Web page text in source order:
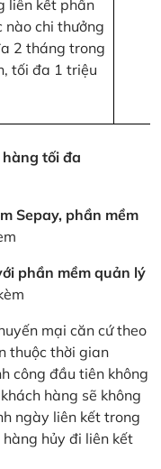
liên kết phần
nào chi thưởng
2 tháng trong
tối đa 1 triệu
tối đa
Sepay, phần mềm
phần mềm quản lý
mại căn cứ theo
thuộc thời gian
công đầu tiên không
hàng sẽ không
ngày liên kết trong
hủy đi liên kết